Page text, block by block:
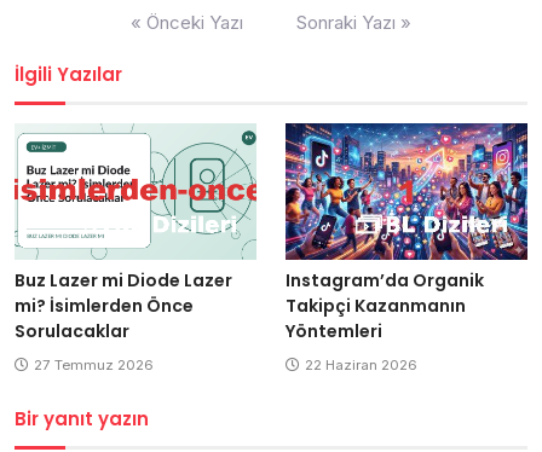
« Önceki Yazı Sonraki Yazı »
İlgili Yazılar
Buz Lazer mi Diode Lazer
mi? İsimlerden Önce
Sorulacaklar
27 Temmuz 2026
Instagram’da Organik
Takipçi Kazanmanın
Yöntemleri
22 Haziran 2026
Bir yanıt yazın